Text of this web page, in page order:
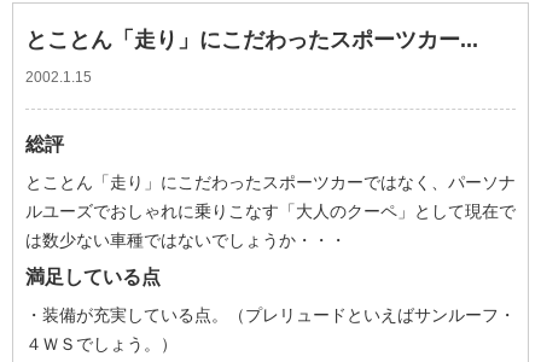
とことん「走り」にこだわったスポーツカー...
2002.1.15
総評
とことん「走り」にこだわったスポーツカーではなく、パーソナ
ルユーズでおしゃれに乗りこなす「大人のクーペ」として現在で
は数少ない車種ではないでしょうか・・・
満足している点
・装備が充実している点。（プレリュードといえばサンルーフ・
４ＷＳでしょう。）